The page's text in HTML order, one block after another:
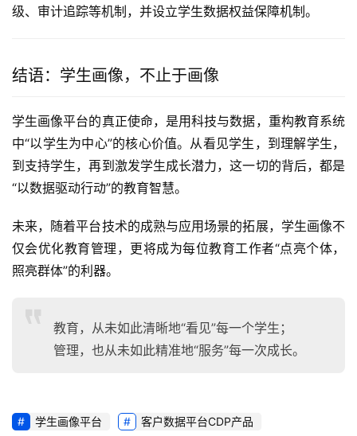
级、审计追踪等机制，并设立学生数据权益保障机制。
结语：学生画像，不止于画像
学生画像平台的真正使命，是用科技与数据，重构教育系统
中“以学生为中心”的核心价值。从看见学生，到理解学生，
到支持学生，再到激发学生成长潜力，这一切的背后，都是
“以数据驱动行动”的教育智慧。
未来，随着平台技术的成熟与应用场景的拓展，学生画像不
仅会优化教育管理，更将成为每位教育工作者“点亮个体，
照亮群体”的利器。
教育，从未如此清晰地“看见”每一个学生；
管理，也从未如此精准地“服务”每一次成长。
学生画像平台 客户数据平台CDP产品